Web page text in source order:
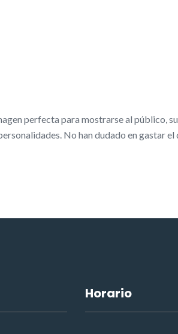
perfecta para mostrarse al público,
No han dudado en gastar el
Horario